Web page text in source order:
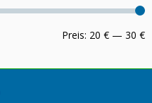
Preis: 20 € — 30 €